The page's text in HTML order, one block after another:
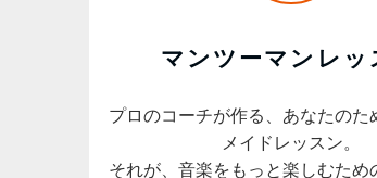
マンツーマンレッ
プロのコーチが作る、あなたのた
メイドレッスン。
それが、音楽をもっと楽しむため